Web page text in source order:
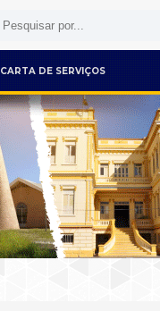
CARTA DE SERVIÇOS